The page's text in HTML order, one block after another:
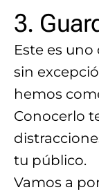
3.
Este es uno
sin
hemos
Conocerlo
tu público.
Vamos a